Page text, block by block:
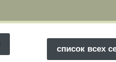
список всех